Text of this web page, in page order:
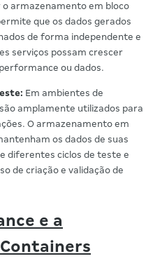
armazenamento em bloco
que os dados gerados
de forma independente e
serviços possam crescer
ou dados.
Em ambientes de
amplamente utilizados para
O armazenamento em
os dados de suas
diferentes ciclos de teste e
de criação e validação de
e a